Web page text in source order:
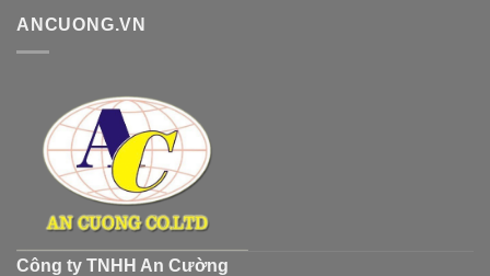
ANCUONG.VN
Công ty TNHH An Cường